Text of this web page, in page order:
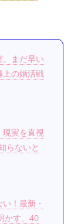
。まだ早い
上の婚活戦
現実を直視
らないと
！最新・
かす、40